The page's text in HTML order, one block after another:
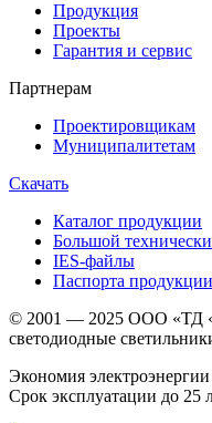
Продукция
Проекты
Гарантия и сервис
Партнерам
Проектировщикам
Муниципалитетам
Скачать
Каталог продукции
Большой
IES-файлы
Паспорта продукции
© 2001 — 2025 ООО «ТД
светодиодные
Экономия электроэнергии
Срок эксплуатации до 25